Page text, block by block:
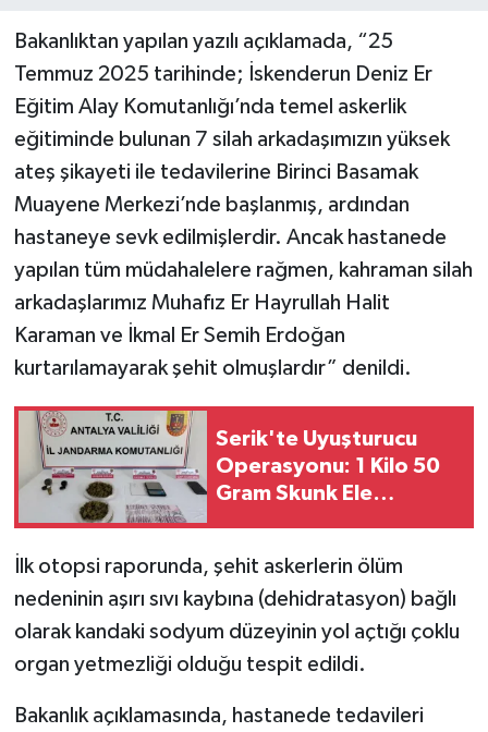
Bakanlıktan yapılan yazılı açıklamada, “25
Temmuz 2025 tarihinde; İskenderun Deniz Er
Eğitim Alay Komutanlığı’nda temel askerlik
eğitiminde bulunan 7 silah arkadaşımızın yüksek
ateş şikayeti ile tedavilerine Birinci Basamak
Muayene Merkezi’nde başlanmış, ardından
hastaneye sevk edilmişlerdir. Ancak hastanede
yapılan tüm müdahalelere rağmen, kahraman silah
arkadaşlarımız Muhafız Er Hayrullah Halit
Karaman ve İkmal Er Semih Erdoğan
kurtarılamayarak şehit olmuşlardır” denildi.
Serik'te Uyuşturucu
Operasyonu: 1 Kilo 50
Gram Skunk Ele
İlk otopsi raporunda, şehit askerlerin ölüm
nedeninin aşırı sıvı kaybına (dehidratasyon) bağlı
olarak kandaki sodyum düzeyinin yol açtığı çoklu
organ yetmezliği olduğu tespit edildi.
Bakanlık açıklamasında, hastanede tedavileri